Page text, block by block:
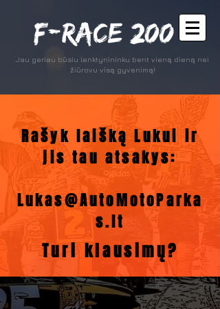
Jau geriau būsiu lenktynininku bent vieną dieną nei
žiūrovu visą gyvenimą!
Rašyk laišką Lukui ir
jis tau atsakys:
Lukas@AutoMotoParka
s.lt
Turi klausimų?